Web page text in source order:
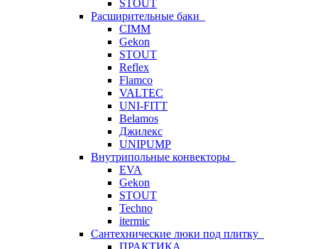
STOUT
Расширительные баки
CIMM
Gekon
STOUT
Reflex
Flamco
VALTEC
UNI-FITT
Belamos
Джилекс
UNIPUMP
Внутрипольные конвекторы
EVA
Gekon
STOUT
Techno
itermic
Сантехнические люки под плитку
ПРАКТИКА